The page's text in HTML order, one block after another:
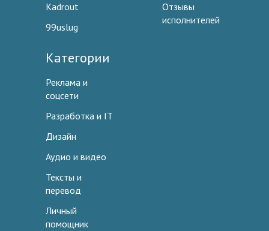
Kadrout
99uslug
Отзывы
исполнителей
Категории
Реклама и
соцсети
Разработка и IT
Дизайн
Аудио и видео
Тексты и
перевод
Личный
помощник